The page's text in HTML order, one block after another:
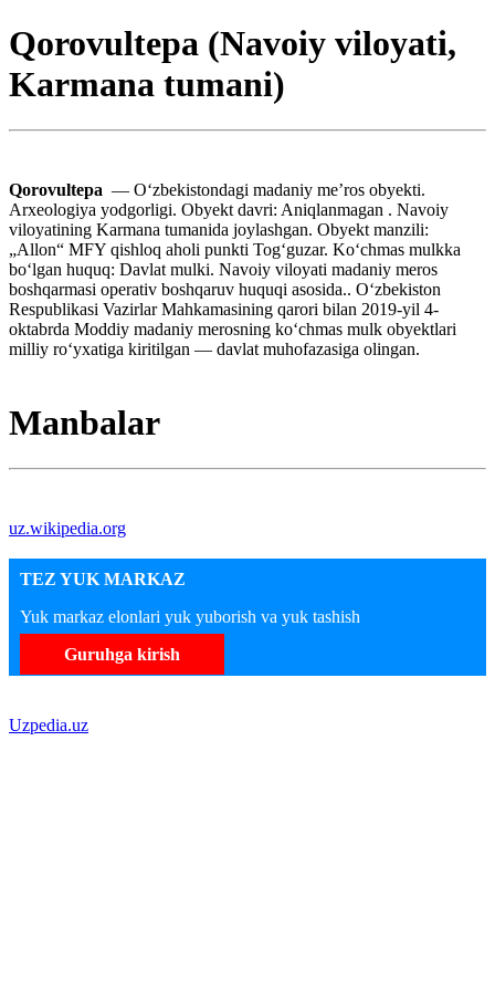
Qorovultepa (Navoiy viloyati,
Karmana tumani)
Qorovultepa — Oʻzbekistondagi madaniy meʼros obyekti.
Arxeologiya yodgorligi. Obyekt davri: Aniqlanmagan . Navoiy
viloyatining Karmana tumanida joylashgan. Obyekt manzili:
„Allon“ MFY qishloq aholi punkti Togʻguzar. Koʻchmas mulkka
boʻlgan huquq: Davlat mulki. Navoiy viloyati madaniy meros
boshqarmasi operativ boshqaruv huquqi asosida.. Oʻzbekiston
Respublikasi Vazirlar Mahkamasining qarori bilan 2019-yil 4-
oktabrda Moddiy madaniy merosning koʻchmas mulk obyektlari
milliy roʻyxatiga kiritilgan — davlat muhofazasiga olingan.
Manbalar
uz.wikipedia.org
TEZ YUK MARKAZ
Yuk markaz elonlari yuk yuborish va yuk tashish
Guruhga kirish
Uzpedia.uz